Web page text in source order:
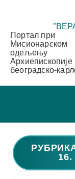
Портал при
Мисионарском
одељењу
Архиепископије
београдско-